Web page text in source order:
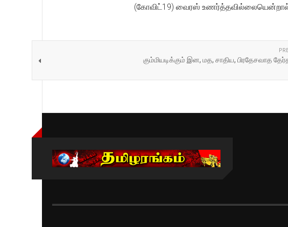
(கோவிட்19) வைரஸ் உணர்த்தவில்லையென்றால்
கும்மியடிக்கும் இன, மத, சாதிய, பிரதேசவாத